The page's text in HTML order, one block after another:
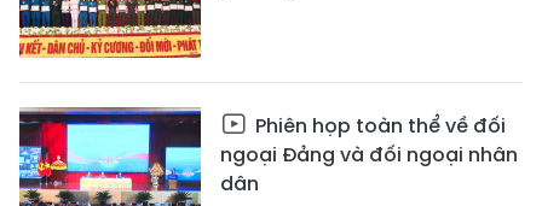
Phiên họp toàn thể về đối
ngoại Đảng và đối ngoại nhân
dân